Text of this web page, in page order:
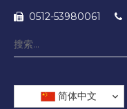
 0512-53980061 
简体中文